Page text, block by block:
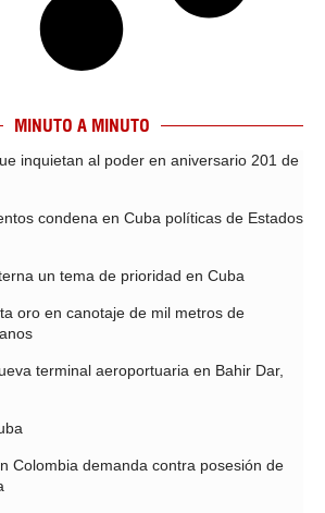
MINUTO A MINUTO
inquietan al poder en aniversario 201 de
condena en Cuba políticas de Estados
un tema de prioridad en Cuba
oro en canotaje de mil metros de
terminal aeroportuaria en Bahir Dar,
Colombia demanda contra posesión de